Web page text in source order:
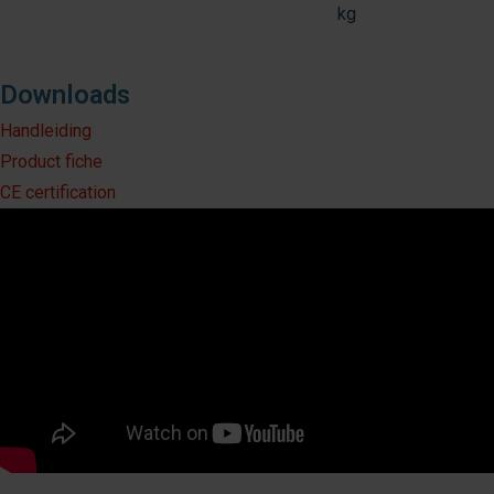
kg
Downloads
Handleiding
Product fiche
CE certification